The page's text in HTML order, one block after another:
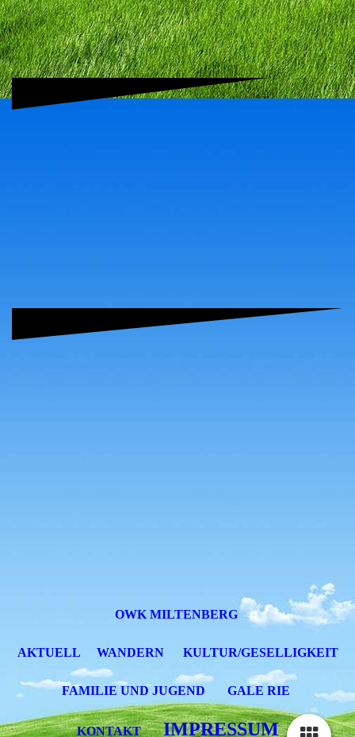
OWK MILTENBERG
AKTUELL WANDERN KULTUR/GESELLIGKEIT
FAMILIE UND JUGEND GALE RIE
KONTAKT IMPRESSUM